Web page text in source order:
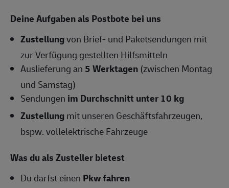
Deine Aufgaben als Postbote bei uns
Zustellungvon Brief- und Paketsendungen mit
zur Verfügung gestellten Hilfsmitteln
Auslieferung an5 Werktagen (zwischen Montag
und Samstag)
Sendungen im Durchschnitt unter 10 kg
Zustellungmit unseren Geschäftsfahrzeugen,
bspw. vollelektrische Fahrzeuge
Was du als Zusteller bietest
Du darfst einen Pkw fahren